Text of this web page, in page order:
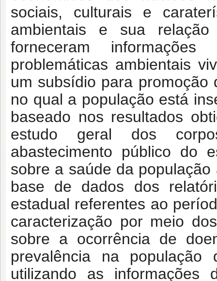
sociais, culturais e
ambientais e sua
forneceram
problemáticas ambientais
um subsídio para promoção
no qual a população está
baseado nos resultados
estudo geral dos
abastecimento público do
sobre a saúde da
base de dados dos
estadual referentes ao
caracterização por meio
sobre a ocorrência de
prevalência na
utilizando as informações